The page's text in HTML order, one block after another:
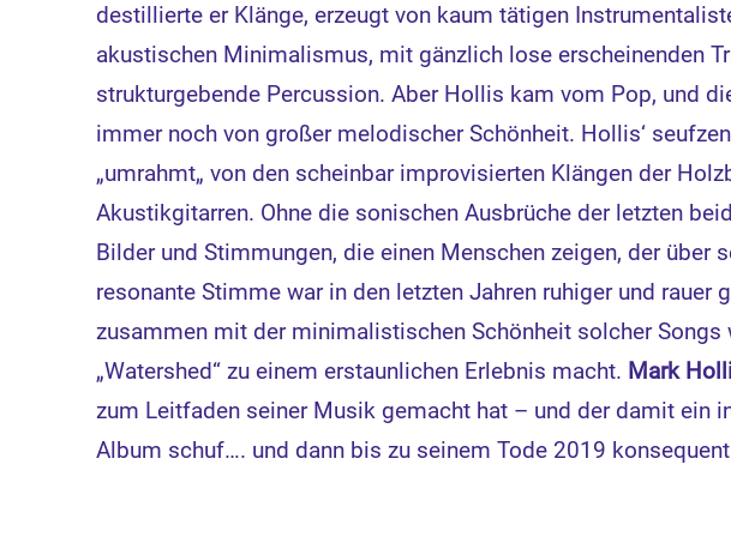
destillierte er Klänge, erzeugt von kaum tätigen
akustischen Minimalismus, mit gänzlich lose erscheinenden
strukturgebende Percussion. Aber Hollis kam vom Pop, und
immer noch von großer melodischer Schönheit. Hollis‘
„umrahmt„ von den scheinbar improvisierten Klängen der
Akustikgitarren. Ohne die sonischen Ausbrüche der letzten
Bilder und Stimmungen, die einen Menschen zeigen, der über
resonante Stimme war in den letzten Jahren ruhiger und rauer
zusammen mit der minimalistischen Schönheit solcher Songs
„Watershed“ zu einem erstaunlichen Erlebnis macht. Mark
zum Leitfaden seiner Musik gemacht hat – und der damit ein
Album schuf…. und dann bis zu seinem Tode 2019